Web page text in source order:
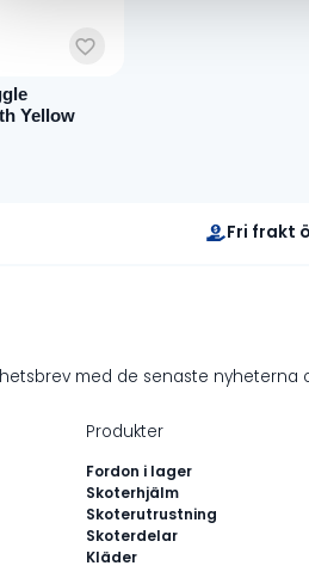
Yellow
Fri frakt
med de senaste nyheterna
Produkter
Fordon i lager
Skoterhjälm
Skoterutrustning
Skoterdelar
Kläder